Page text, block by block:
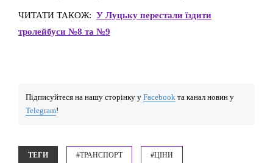
ЧИТАТИ ТАКОЖ: У Луцьку перестали їздити
тролейбуси №8 та №9
Підписуйтеся на нашу сторінку у Facebook та канал новин у
Telegram!
ТЕГИ #ТРАНСПОРТ #ЦІНИ